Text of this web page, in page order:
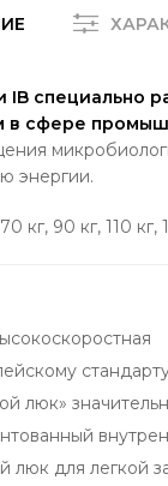
специально
сфере
энергии.
90 кг, 110 кг,
люк»
люк для легкой